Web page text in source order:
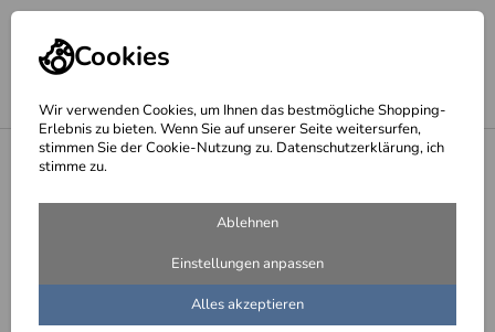
Cookies
Wir verwenden Cookies, um Ihnen das bestmögliche Shopping-
Erlebnis zu bieten. Wenn Sie auf unserer Seite weitersurfen,
stimmen Sie der Cookie-Nutzung zu. Datenschutzerklärung, ich
stimme zu.
Ablehnen
Einstellungen anpassen
Alles akzeptieren
Gefäße aus 1 mm Stahlblech, klar lackiert